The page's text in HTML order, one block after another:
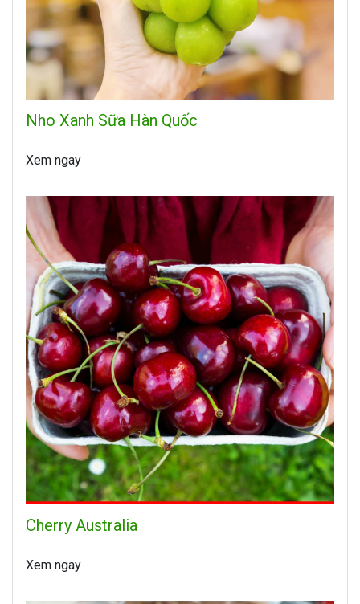
Nho Xanh Sữa Hàn Quốc
Xem ngay
Cherry Australia
Xem ngay